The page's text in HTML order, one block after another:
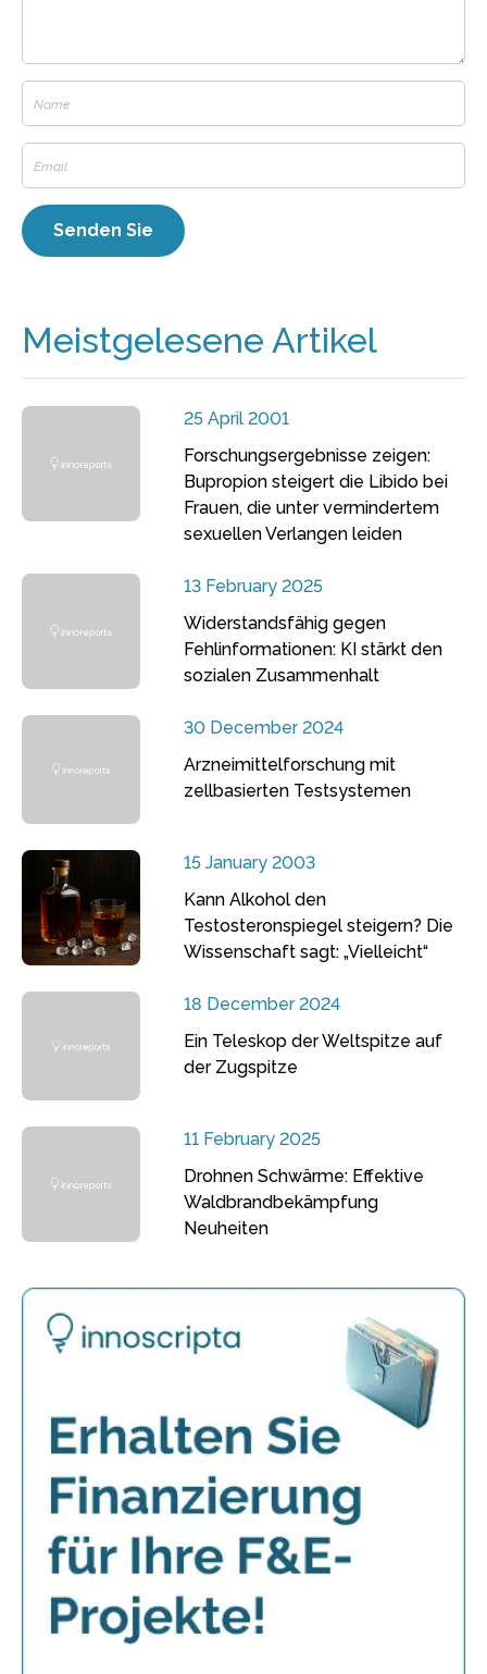
Meistgelesene Artikel
25 April 2001
Forschungsergebnisse zeigen:
Bupropion steigert die Libido bei
Frauen, die unter vermindertem
sexuellen Verlangen leiden
13 February 2025
Widerstandsfähig gegen
Fehlinformationen: KI stärkt den
sozialen Zusammenhalt
30 December 2024
Arzneimittelforschung mit
zellbasierten Testsystemen
15 January 2003
Kann Alkohol den
Testosteronspiegel steigern? Die
Wissenschaft sagt: „Vielleicht“
18 December 2024
Ein Teleskop der Weltspitze auf
der Zugspitze
11 February 2025
Drohnen Schwärme: Effektive
Waldbrandbekämpfung
Neuheiten